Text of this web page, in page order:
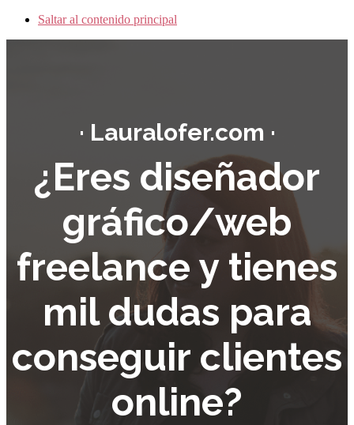
Saltar al contenido principal
· Lauralofer.com ·
¿Eres diseñador
gráfico/web
freelance y tienes
mil dudas para
conseguir clientes
online?